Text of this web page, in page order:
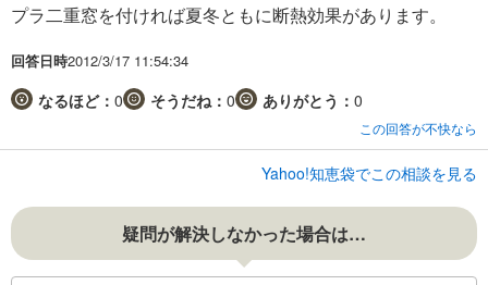
プラ二重窓を付ければ夏冬ともに断熱効果があります。
回答日時2012/3/17 11:54:34
なるほど： 0 そうだね： 0 ありがとう： 0
この回答が不快なら
Yahoo!知恵袋でこの相談を見る
疑問が解決しなかった場合は…